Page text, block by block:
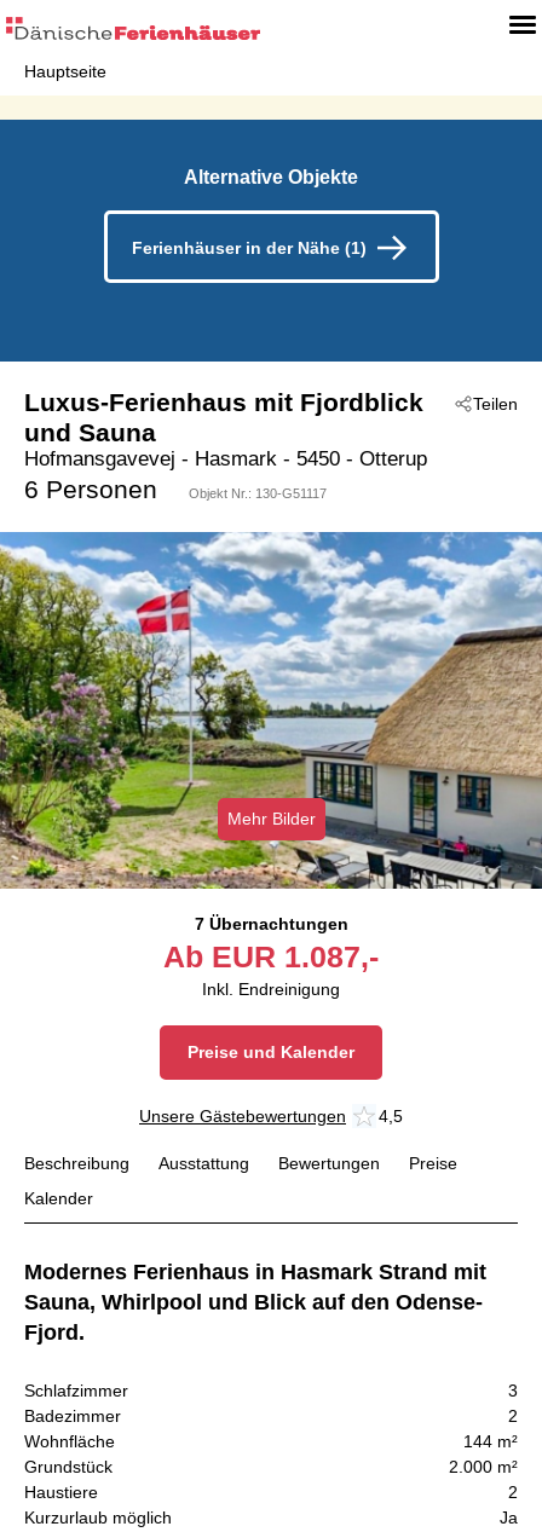
Hauptseite
Alternative Objekte
Ferienhäuser in der Nähe (1)
Teilen
Luxus-Ferienhaus mit Fjordblick
und Sauna
Hofmansgavevej - Hasmark - 5450 - Otterup
6 Personen Objekt Nr.: 130-G51117
Mehr Bilder
7 Übernachtungen
Ab EUR 1.087,-
Inkl. Endreinigung
Preise und Kalender
Unsere Gästebewertungen 4,5
Beschreibung Ausstattung Bewertungen
Preise
Kalender
Modernes Ferienhaus in Hasmark Strand mit
Sauna, Whirlpool und Blick auf den Odense-
Fjord.
Schlafzimmer
3
Badezimmer
2
Wohnfläche
144 m²
Grundstück
2.000 m²
Haustiere
2
Kurzurlaub möglich
Ja